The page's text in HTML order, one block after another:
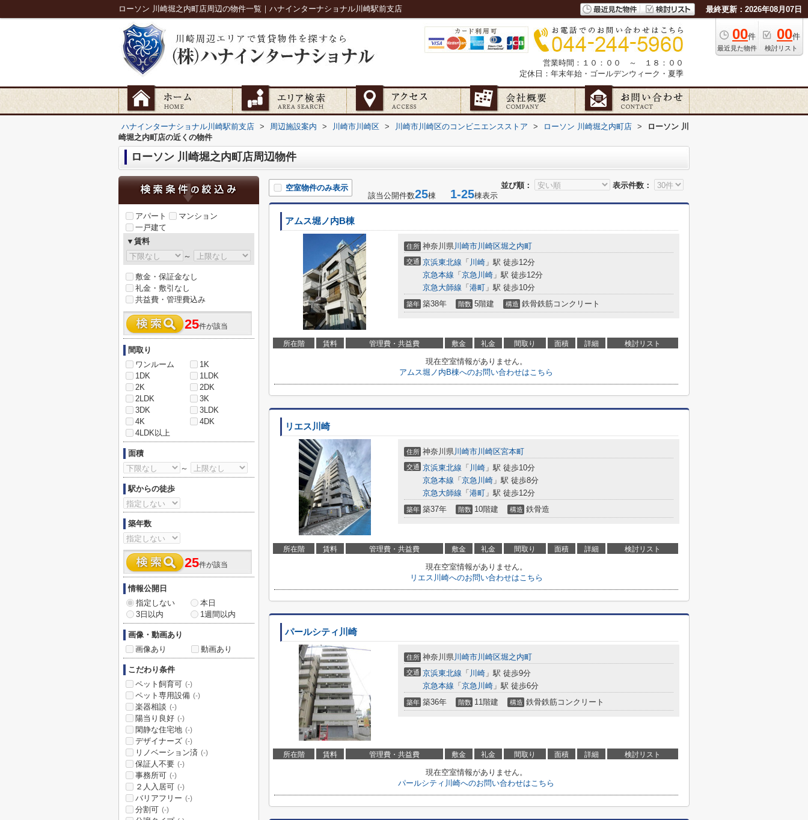
ローソン 川崎堀之内町店周辺の物件一覧｜ハナインターナショナル川崎駅前支店 最終更新：2026年08月07日
00件
最近見た物件
00件
検討リスト
営業時間：１０：００ ～ １８：００
定休日：年末年始・ゴールデンウィーク・夏季
ハナインターナショナル川崎駅前支店 > 周辺施設案内 > 川崎市川崎区 > 川崎市川崎区のコンビニエンスストア > ローソン 川崎堀之内町店 >
ローソン 川
崎堀之内町店の近くの物件
ローソン 川崎堀之内町店周辺物件
並び順： 表示件数：
空室物件のみ表示
該当公開件数25棟 1-25棟表示
アムス堀ノ内B棟
住所 神奈川県川崎市川崎区堀之内町
交通 京浜東北線 「 川崎 」駅 徒歩12分
京急本線 「 京急川崎 」駅 徒歩12分
京急大師線 「 港町 」駅 徒歩10分
築年 築38年 階数 5階建 構造 鉄骨鉄筋コンクリート
所在階 賃料 管理費・共益費 敷金 礼金 間取り 面積 詳細 検討リスト
現在空室情報がありません。
アムス堀ノ内B棟へのお問い合わせはこちら
リエス川崎
住所 神奈川県川崎市川崎区宮本町
交通 京浜東北線 「 川崎 」駅 徒歩10分
京急本線 「 京急川崎 」駅 徒歩8分
京急大師線 「 港町 」駅 徒歩12分
築年 築37年 階数 10階建 構造 鉄骨造
所在階 賃料 管理費・共益費 敷金 礼金 間取り 面積 詳細 検討リスト
現在空室情報がありません。
リエス川崎へのお問い合わせはこちら
パールシティ川崎
住所 神奈川県川崎市川崎区堀之内町
交通 京浜東北線 「 川崎 」駅 徒歩9分
京急本線 「 京急川崎 」駅 徒歩6分
築年 築36年 階数 11階建 構造 鉄骨鉄筋コンクリート
所在階 賃料 管理費・共益費 敷金 礼金 間取り 面積 詳細 検討リスト
現在空室情報がありません。
パールシティ川崎へのお問い合わせはこちら
アパート
マンション
一戸建て
▼賃料
～
敷金・保証金なし
礼金・敷引なし
共益費・管理費込み
25件が該当
間取り
ワンルーム
1K
1DK
1LDK
2K
2DK
2LDK
3K
3DK
3LDK
4K
4DK
4LDK以上
面積
～
駅からの徒歩
築年数
25件が該当
情報公開日
指定しない
本日
3日以内
1週間以内
画像・動画あり
画像あり
動画あり
こだわり条件
ペット飼育可 (-)
ペット専用設備 (-)
楽器相談 (-)
陽当り良好 (-)
閑静な住宅地 (-)
デザイナーズ (-)
リノベーション済 (-)
保証人不要 (-)
事務所可 (-)
２人入居可 (-)
バリアフリー (-)
分割可 (-)